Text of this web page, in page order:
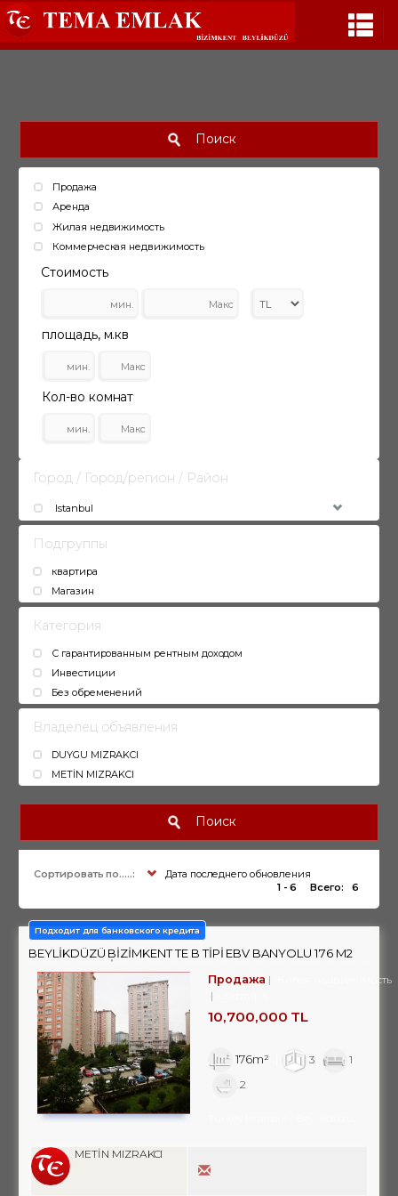
Поиск
Продажа
Аренда
Жилая недвижимость
Коммерческая недвижимость
Стоимость
площадь, м.кв
Кол-во комнат
Город / Город/регион / Район
Istanbul
Подгруппы
квартира
Магазин
Категория
С гарантированным рентным доходом
Инвестиции
Без обременений
Владелец объявления
DUYGU MIZRAKCI
METİN MIZRAKCI
Поиск
Сортировать по.....:
Дата последнего обновления
1 - 6
Всего: 6
Подходит для банковского кредита
BEYLİKDÜZÜ BİZİMKENT TE B TİPİ EBV BANYOLU 176 M2
3+1 SATILIK DAİRE
Продажа
Жилая недвижимость
10,700,000 TL
176m² 3
1
2
METİN MIZRAKCI